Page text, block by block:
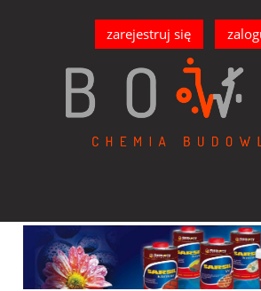
zarejestruj się